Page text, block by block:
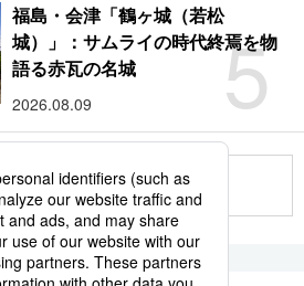
5
福島・会津「鶴ヶ城（若松
城）」：サムライの時代終焉を物
語る赤瓦の名城
2026.08.09
もっと見る